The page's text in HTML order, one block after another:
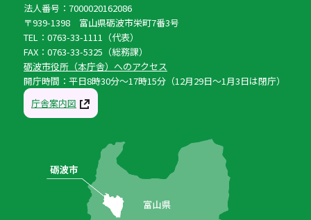
法人番号：7000020162086
〒939-1398 富山県砺波市栄町7番3号
TEL：0763-33-1111（代表）
FAX：0763-33-5325（総務課）
砺波市役所（本庁舎）へのアクセス
開庁時間：平日8時30分〜17時15分（12月29日〜1月3日は閉庁）
庁舎案内図